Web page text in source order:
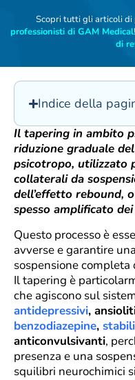
Scopri tutti gli articoli di
professionisti di GAM Medical
di
Indice della
Il tapering in ambito
riduzione graduale
psicotropo, utilizzato
collaterali da
dell’effetto rebound,
spesso amplificato
Questo processo è
avverse e garantire
sospensione
Il tapering è
che agiscono sul
antidepressivi,
benzodiazepine,
anticonvulsivanti,
presenza e una
squilibri neurochimici